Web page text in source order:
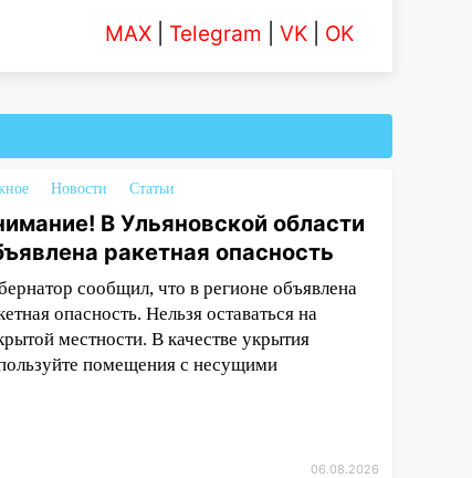
MAX Telegram VK OK
Новости Статьи
В Ульяновской области
ракетная опасность
сообщил, что в регионе объявлена
опасность. Нельзя оставаться на
местности. В качестве укрытия
помещения с несущими
06.08.2026